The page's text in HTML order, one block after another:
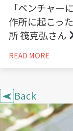
「ベンチャー
作所に起こっ
所 筏克弘さん
READ MORE
Back